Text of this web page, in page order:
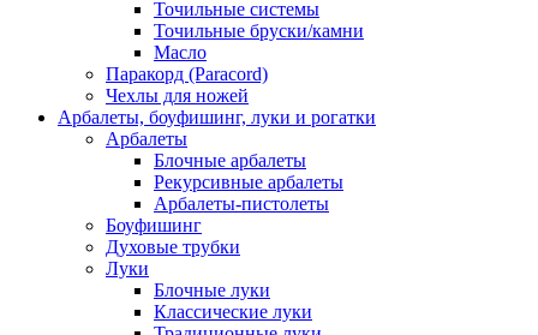
Точильные системы
Точильные бруски/камни
Масло
Паракорд (Paracord)
Чехлы для ножей
Арбалеты, боуфишинг, луки и рогатки
Арбалеты
Блочные арбалеты
Рекурсивные арбалеты
Арбалеты-пистолеты
Боуфишинг
Духовые трубки
Луки
Блочные луки
Классические луки